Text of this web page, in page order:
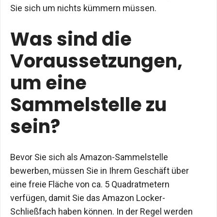
Sie sich um nichts kümmern müssen.
Was sind die
Voraussetzungen,
um eine
Sammelstelle zu
sein?
Bevor Sie sich als Amazon-Sammelstelle
bewerben, müssen Sie in Ihrem Geschäft über
eine freie Fläche von ca. 5 Quadratmetern
verfügen, damit Sie das Amazon Locker-
Schließfach haben können. In der Regel werden